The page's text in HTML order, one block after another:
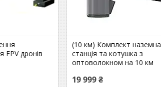
FPV дронів
(10 км) Комплект наземна
станція та котушка з
оптоволокном на 10 км
19 999 ₴